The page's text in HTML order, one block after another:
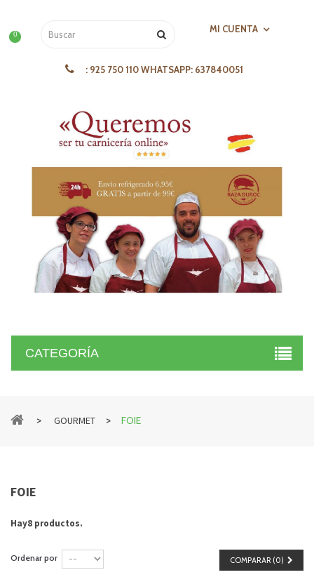
0 MI CUENTA
: 925 750 110 WHATSAPP: 637840051
CATEGORÍA
> GOURMET > FOIE
FOIE
Hay8 productos.
COMPARAR (0)
Ordenar por